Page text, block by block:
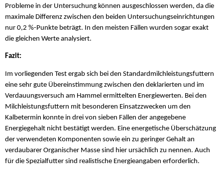
Probleme in der Untersuchung können ausgeschlossen werden, da die
maximale Differenz zwischen den beiden Untersuchungseinrichtungen
nur 0,2 %-Punkte beträgt. In den meisten Fällen wurden sogar exakt
die gleichen Werte analysiert.
Fazit:
Im vorliegenden Test ergab sich bei den Standardmilchleistungsfuttern
eine sehr gute Übereinstimmung zwischen den deklarierten und im
Verdauungsversuch am Hammel ermittelten Energiewerten. Bei den
Milchleistungsfuttern mit besonderen Einsatzzwecken um den
Kalbetermin konnte in drei von sieben Fällen der angegebene
Energiegehalt nicht bestätigt werden. Eine energetische Überschätzung
der verwendeten Komponenten sowie ein zu geringer Gehalt an
verdaubarer Organischer Masse sind hier ursächlich zu nennen. Auch
für die Spezialfutter sind realistische Energieangaben erforderlich.